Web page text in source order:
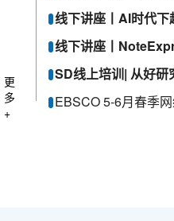
更
多
+
线下讲座丨AI时代下
线下讲座丨
SD线上培训| 从好研
EBSCO 5-6月春季